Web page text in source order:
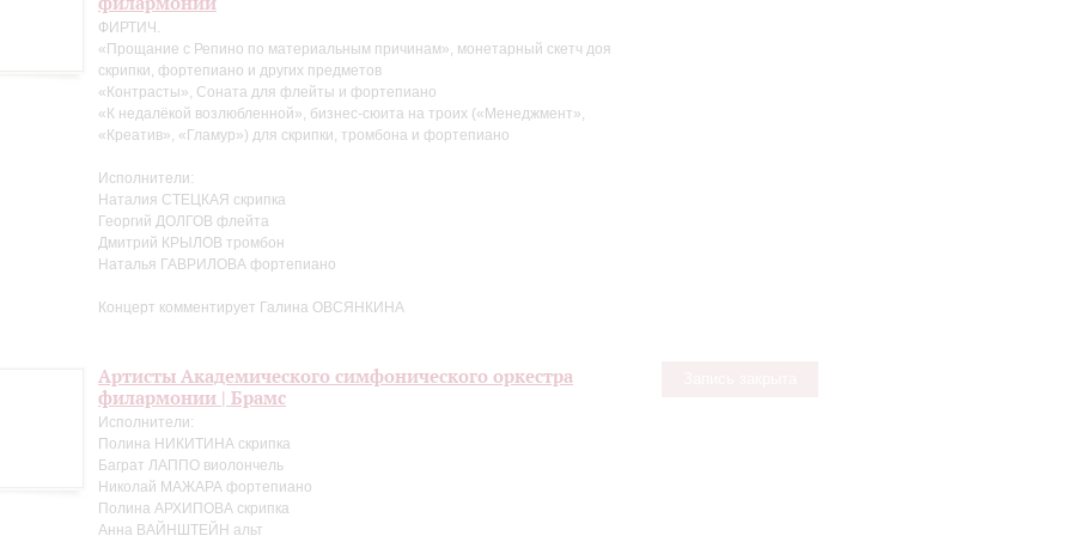
ФИРТИЧ.
«Прощание с Репино по материальным причинам», монетарный скетч доя
скрипки, фортепиано и других предметов
«Контрасты», Соната для флейты и фортепиано
«К недалёкой возлюбленной», бизнес-сюита на троих («Менеджмент»,
«Креатив», «Гламур») для скрипки, тромбона и фортепиано
Исполнители:
Наталия СТЕЦКАЯ скрипка
Георгий ДОЛГОВ флейта
Дмитрий КРЫЛОВ тромбон
Наталья ГАВРИЛОВА фортепиано
Концерт комментирует Галина ОВСЯНКИНА
Артисты Академического симфонического оркестра
филармонии | Брамс
Исполнители:
Полина НИКИТИНА скрипка
Баграт ЛАППО виолончель
Николай МАЖАРА фортепиано
Полина АРХИПОВА скрипка
Анна ВАЙНШТЕЙН альт